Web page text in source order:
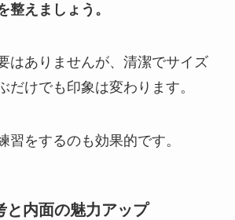
整えましょう。
はありませんが、清潔でサイズ
だけでも印象は変わります。
習をするのも効果的です。
と内面の魅力アップ